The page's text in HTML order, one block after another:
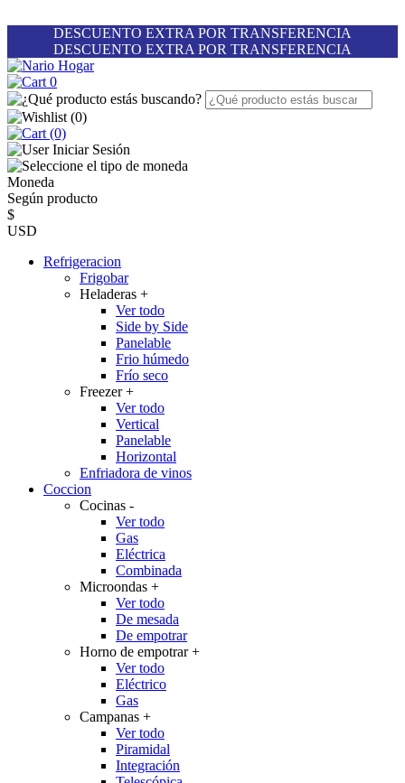
DESCUENTO EXTRA POR TRANSFERENCIA
DESCUENTO EXTRA POR TRANSFERENCIA
0
(0)
(0)
Iniciar Sesión
Moneda
Según producto
$
USD
Refrigeracion
Frigobar
Heladeras +
Ver todo
Side by Side
Panelable
Frio húmedo
Frío seco
Freezer+
Ver todo
Vertical
Panelable
Horizontal
Enfriadora de vinos
Coccion
Cocinas -
Ver todo
Gas
Eléctrica
Combinada
Microondas +
Ver todo
De mesada
De empotrar
Horno de empotrar+
Ver todo
Eléctrico
Gas
Campanas +
Ver todo
Piramidal
Integración